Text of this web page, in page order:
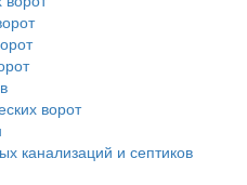
ворот
канализаций и септиков